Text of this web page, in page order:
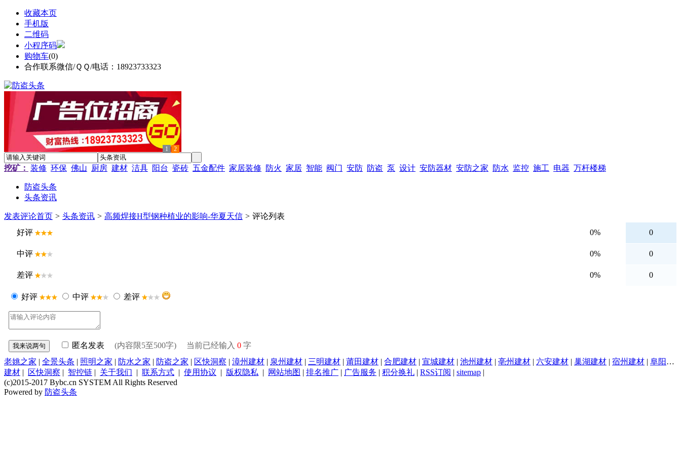
收藏本页
手机版
二维码
小程序码
购物车(0)
合作联系微信/ＱＱ/电话：18923733323
1 2
挖矿： 装修 环保 佛山 厨房 建材 洁具 阳台 瓷砖 五金配件 家居装修 防火 家居 智能 阀门 安防 防盗 泵 设计 安防器材 安防之家 防水 监控 施工 电器 万杆楼梯
防盗头条
头条资讯
发表评论首页 > 头条资讯 > 高频焊接H型钢种植业的影响-华夏天信 > 评论列表
好评
0% 0
中评 0% 0
差评 0% 0
好评 中评 差评
匿名发表 (内容限5至500字) 当前已经输入 0 字
老姚之家 | 全景头条 | 照明之家 | 防水之家 | 防盗之家 | 区快洞察 | 漳州建材 | 泉州建材 | 三明建材 | 莆田建材 | 合肥建材 | 宣城建材 | 池州建材 | 亳州建材 | 六安建材 | 巢湖建材 | 宿州建材 | 阜阳建材
建材 | 区快洞察 | 智控链 | 关于我们 | 联系方式 | 使用协议 | 版权隐私 | 网站地图 | 排名推广 | 广告服务 | 积分换礼 | RSS订阅 | sitemap |
(c)2015-2017 Bybc.cn SYSTEM All Rights Reserved
Powered by 防盗头条